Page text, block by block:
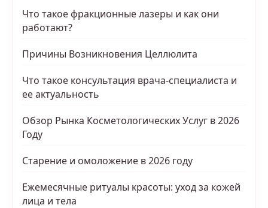
Что такое фракционные лазеры и как они
работают?
Причины Возникновения Целлюлита
Что такое консультация врача-специалиста и
ее актуальность
Обзор Рынка Косметологических Услуг в 2026
Году
Старение и омоложение в 2026 году
Ежемесячные ритуалы красоты: уход за кожей
лица и тела